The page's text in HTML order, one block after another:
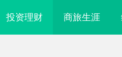
投资理财 商旅生涯